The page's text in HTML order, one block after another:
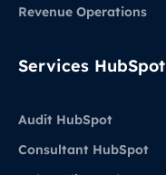
Revenue Operations
Services HubSpot
Audit HubSpot
Consultant HubSpot